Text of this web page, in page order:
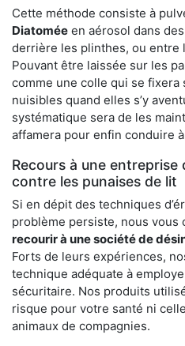
Cette méthode consiste à
Diatomée en aérosol dans
derrière les plinthes, ou entre
Pouvant être laissée sur les
comme une colle qui se fixera
nuisibles quand elles s’y
systématique sera de les
affamera pour enfin conduire
Recours à une
contre les punaises de lit
Si en dépit des techniques
problème persiste, nous vous
recourir à une société de
Forts de leurs expériences,
technique adéquate à
sécuritaire. Nos produits
risque pour votre santé ni
animaux de compagnies.